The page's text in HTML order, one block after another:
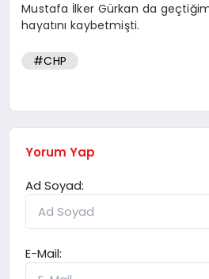
Mustafa İlker Gürkan da
hayatını kaybetmişti.
#CHP
Yorum Yap
Ad Soyad:
E-Mail: